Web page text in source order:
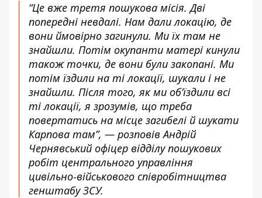
“Це вже третя пошукова місія. Дві
попередні невдалі. Нам дали локацію, де
вони ймовірно загинули. Ми їх там не
знайшли. Потім окупанти матері кинули
також точки, де вони були закопані. Ми
потім їздили на ті локації, шукали і не
знайшли. Після того, як ми об’їздили всі
ті локації, я зрозумів, що треба
повертатись на місце загибелі й шукати
Карпова там”, — розповів Андрій
Чернявський офіцер відділу пошукових
робіт центрального управління
цивільно-військового співробітництва
генштабу ЗСУ.